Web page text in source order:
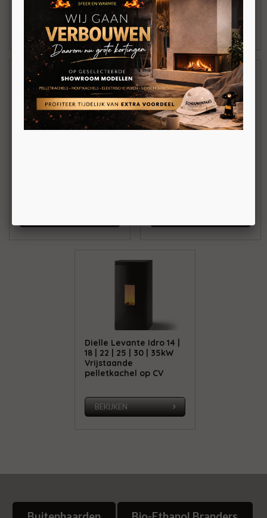
BEKIJKEN BEKIJKEN
Dielle Levante Idro 14 |
18 | 22 | 25 | 30 | 35kW
Vrijstaande
pelletkachel op CV
BEKIJKEN